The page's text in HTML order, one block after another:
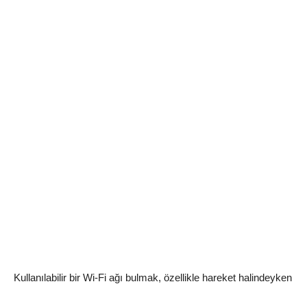
Kullanılabilir bir Wi-Fi ağı bulmak, özellikle hareket halindeyken